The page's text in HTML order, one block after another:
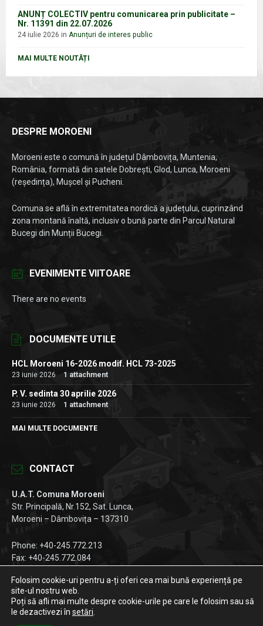
ANUNȚ COLECTIV pentru comunicarea prin publicitate –
Nr. 11391 din 22.07.2026
24 iulie 2026 in Anunțuri de interes public
MAI MULTE NOUTĂȚI
DESPRE MOROENI
Moroeni este o comună în județul Dâmbovița, Muntenia,
România, formată din satele Dobrești, Glod, Lunca, Moroeni
(reședința), Mușcel și Pucheni.
Comuna se află în extremitatea nordică a județului, cuprinzând
zona montană înaltă, inclusiv o bună parte din Parcul Natural
Bucegi din Munții Bucegi.
EVENIMENTE VIITOARE
There are no events
DOCUMENTE UTILE
HCL Moroeni 16-2026 modif. HCL 73-2025
23 iunie 2026 1 attachment
P. V. sedinta 30 aprilie 2026
23 iunie 2026 1 attachment
MAI MULTE DOCUMENTE
CONTACT
U.A.T. Comuna Moroeni
Str. Principală, Nr.152, Sat. Lunca,
Moroeni – Dâmbovița – 137310
Phone: +40-245.772.213
Fax: +40-245.772.084
FacebookInstagramLinkedIn
Folosim cookie-uri pentru a-ți oferi cea mai bună experiență pe
site-ul nostru web.
Poți să afli mai multe despre cookie-urile pe care le folosim sau să
le dezactivezi în setări